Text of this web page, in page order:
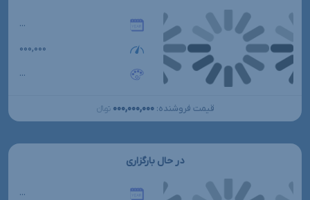
...
۰۰۰,۰۰۰
...
قیمت فروشنده: ۰۰۰,۰۰۰,۰۰۰ تومانءءء
در حال بارگزاری
...